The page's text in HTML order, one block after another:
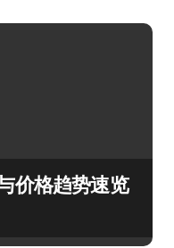
价格趋势速览